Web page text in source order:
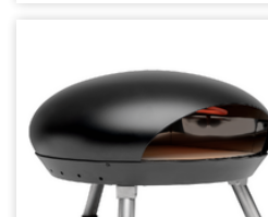
Tornado
Tre Spade
Trev - Abrek - TecnoVIR
Trotec